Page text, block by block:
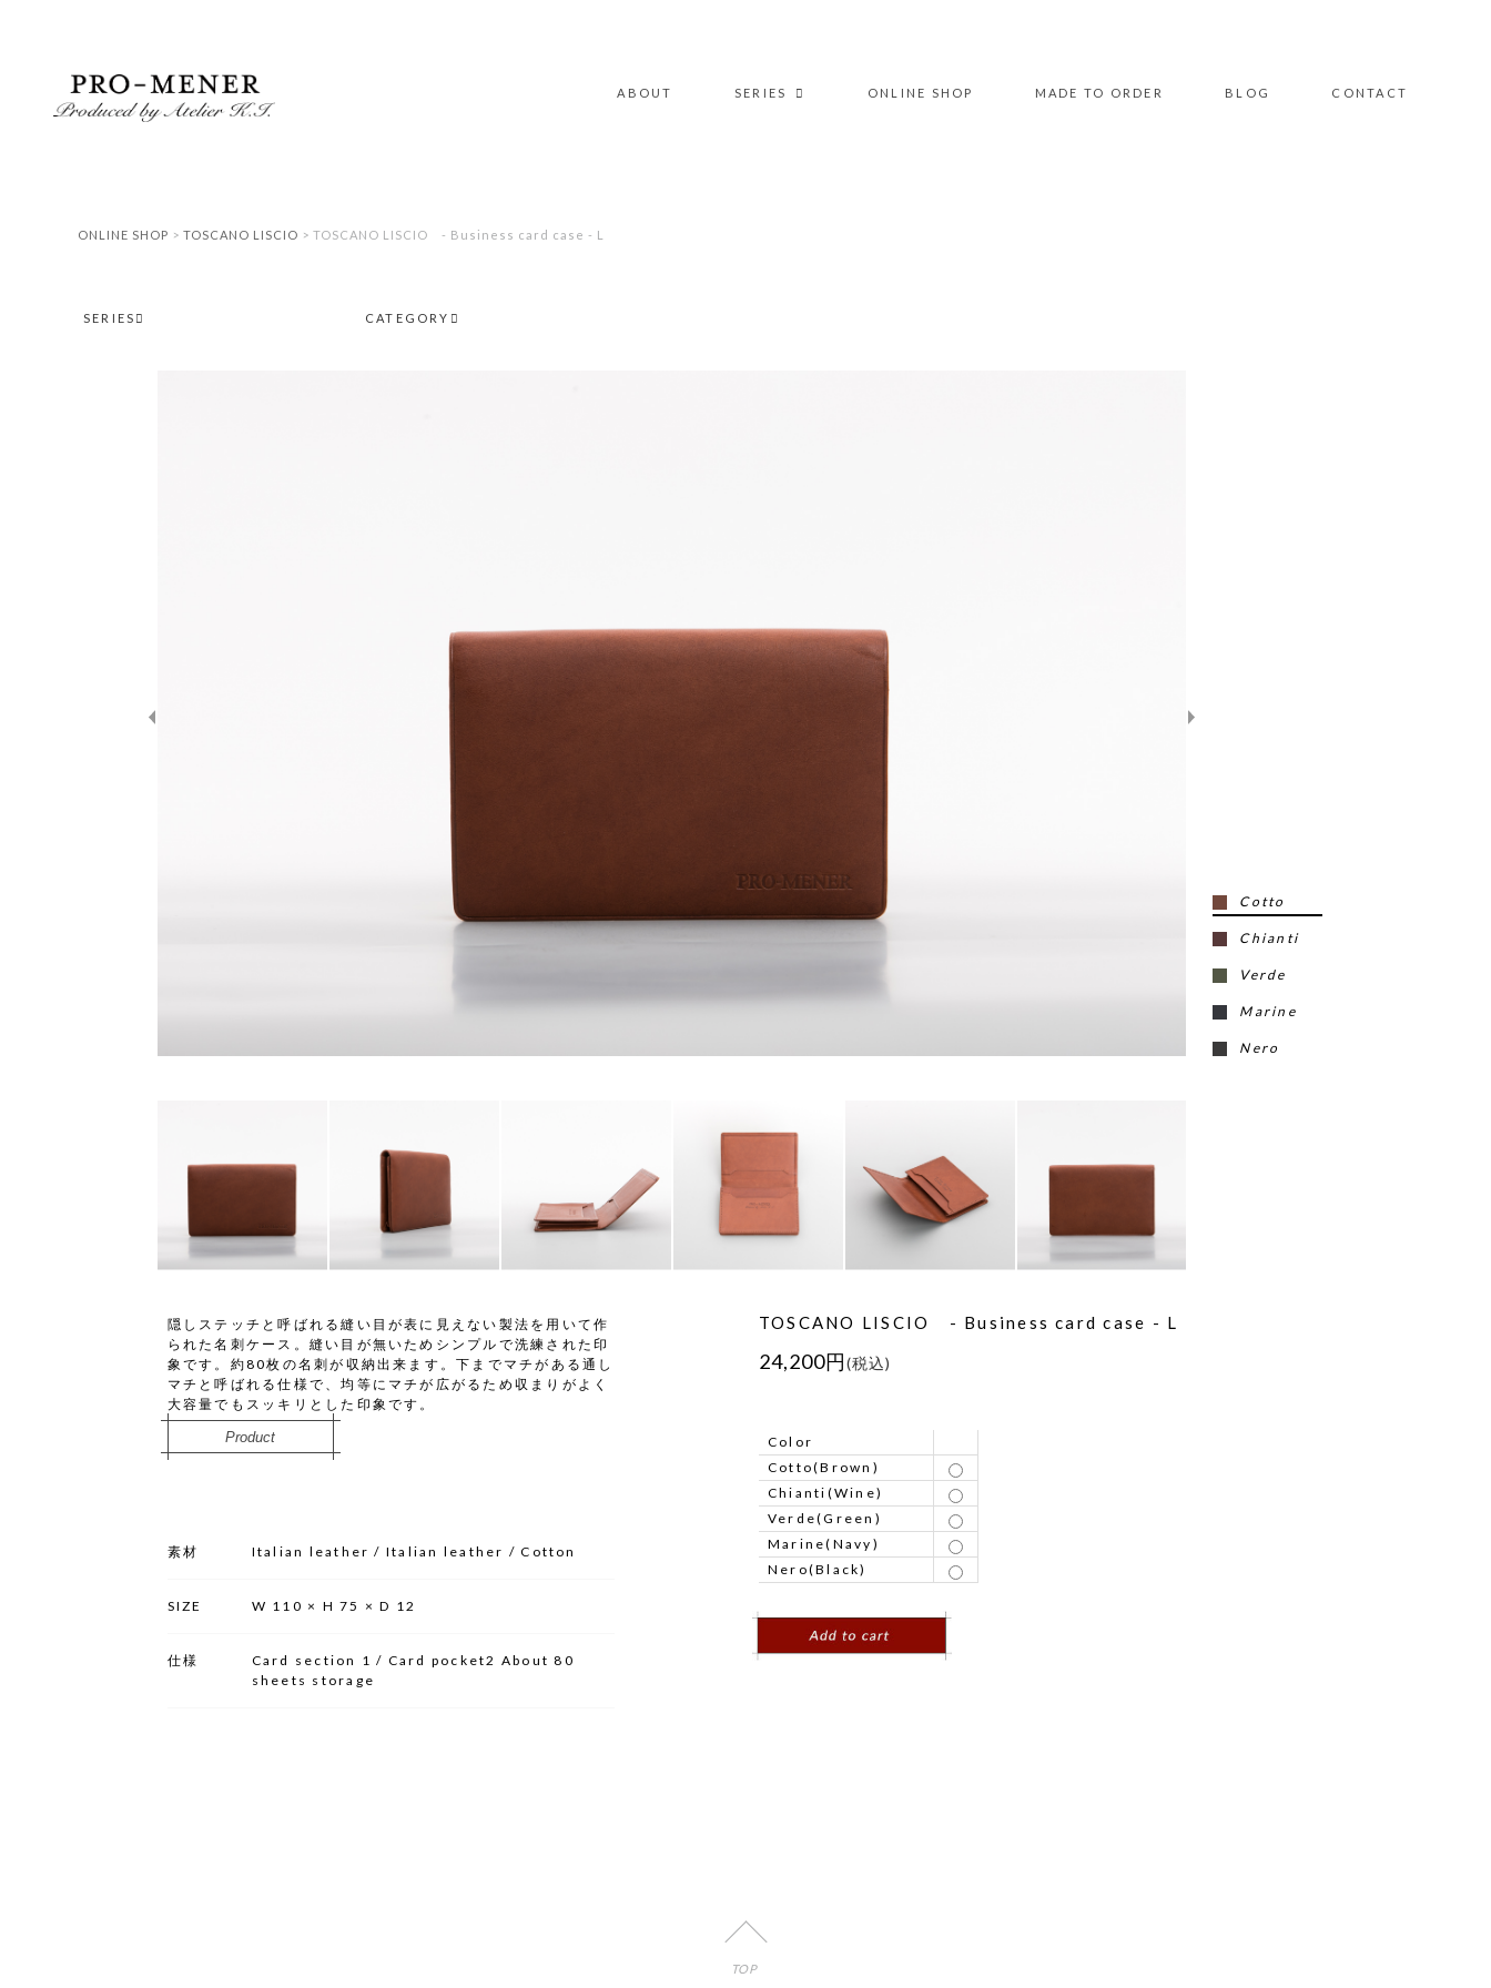
ABOUT SERIES ONLINE SHOP MADE TO ORDER BLOG CONTACT
ONLINE SHOP > TOSCANO LISCIO > TOSCANO LISCIO - Business card case - L
SERIES CATEGORY
Cotto
Chianti
Verde
Marine
Nero
隠しステッチと呼ばれる縫い目が表に見えない製法を用いて作
られた名刺ケース。縫い目が無いためシンプルで洗練された印
象です。約80枚の名刺が収納出来ます。下までマチがある通し
マチと呼ばれる仕様で、均等にマチが広がるため収まりがよく
大容量でもスッキリとした印象です。
Product
素材 Italian leather / Italian leather / Cotton
SIZE W 110 × H 75 × D 12
仕様
Card section 1 / Card pocket2 About 80
sheets storage
TOSCANO LISCIO - Business card case - L
24,200円(税込)
Color
Cotto(Brown)
Chianti(Wine)
Verde(Green)
Marine(Navy)
Nero(Black)
TOP